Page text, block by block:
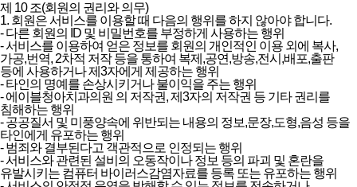
제 10 조(회원의 권리와 의무)
1. 회원은 서비스를 이용할 때 다음의 행위를 하지 않아야 합니다.
- 다른 회원의 ID 및 비밀번호를 부정하게 사용하는 행위
- 서비스를 이용하여 얻은 정보를 회원의 개인적인 이용 외에 복사,
가공,번역, 2차적 저작 등을 통하여 복제,공연,방송,전시,배포,출판
등에 사용하거나 제3자에게 제공하는 행위
- 타인의 명예를 손상시키거나 불이익을 주는 행위
- 에이블청아치과의원 의 저작권, 제3자의 저작권 등 기타 권리를
침해하는 행위
- 공공질서 및 미풍양속에 위반되는 내용의 정보,문장,도형,음성 등을
타인에게 유포하는 행위
- 범죄와 결부된다고 객관적으로 인정되는 행위
- 서비스와 관련된 설비의 오동작이나 정보 등의 파괴 및 혼란을
유발시키는 컴퓨터 바이러스감염자료를 등록 또는 유포하는 행위